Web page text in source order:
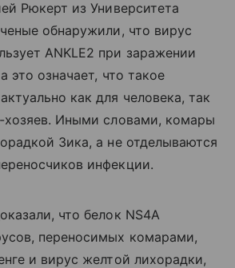
Рюкерт из Университета
обнаружили, что вирус
ANKLE2 при заражении
это означает, что такое
как для человека, так
хозяев. Иными словами, комары
Зика, а не отделываются
инфекции.
что белок NS4A
переносимых комарами,
и вирус желтой лихорадки,